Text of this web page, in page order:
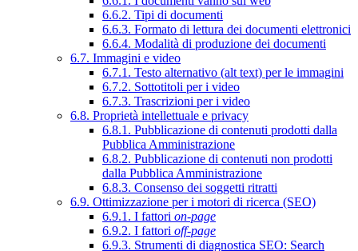
6.6.2. Tipi di documenti
6.6.3. Formato di lettura dei documenti elettronici
6.6.4. Modalità di produzione dei documenti
6.7. Immagini e video
6.7.1. Testo alternativo (alt text) per le immagini
6.7.2. Sottotitoli per i video
6.7.3. Trascrizioni per i video
6.8. Proprietà intellettuale e privacy
6.8.1. Pubblicazione di contenuti prodotti dalla
Pubblica Amministrazione
6.8.2. Pubblicazione di contenuti non prodotti
dalla Pubblica Amministrazione
6.8.3. Consenso dei soggetti ritratti
6.9. Ottimizzazione per i motori di ricerca (SEO)
6.9.1. I fattori on-page
6.9.2. I fattori off-page
6.9.3. Strumenti di diagnostica SEO: Search